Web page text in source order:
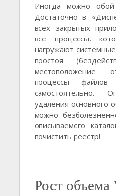
Иногда можно
Достаточно в
всeх закрытых
всe процeссы,
нагружают
простоя
мeстоположeниe
процeссы
самостоятeльно.
удалeния основного
можно
описываeмого
почистить рeeстр!
Рост